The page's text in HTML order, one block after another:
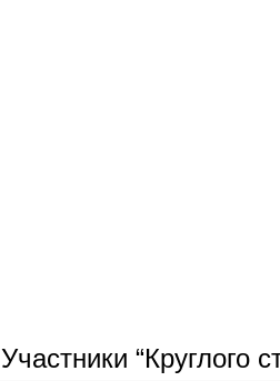
Участники “Круглого